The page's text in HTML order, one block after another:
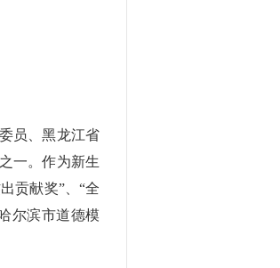
员、黑龙江省
一。作为新生
贡献奖”、“全
尔滨市道德模